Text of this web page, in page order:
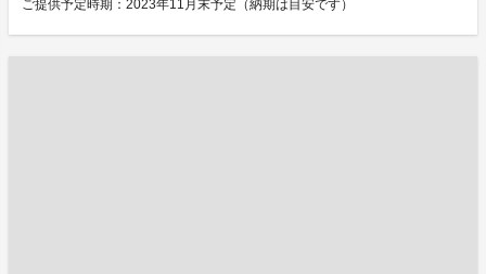
ご提供予定時期：2023年11月末予定（納期は目安です）